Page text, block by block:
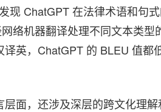
现 ChatGPT 在法律术语和句
络机器翻译处理不同文本类
英，ChatGPT 的 BLEU 值都
面，还涉及深层的跨文化理